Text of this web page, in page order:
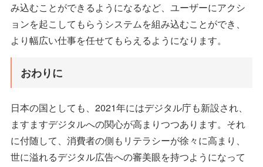
み込むことができるようになるなど、ユーザーにアクシ
ョンを起こしてもらうシステムを組み込むことができ、
より幅広い仕事を任せてもらえるようになります。
おわりに
日本の国としても、2021年にはデジタル庁も新設され、
ますますデジタルへの関心が高まりつつあります。それ
に付随して、消費者の側もリテラシーが徐々に高まり、
世に溢れるデジタル広告への審美眼を持つようになって